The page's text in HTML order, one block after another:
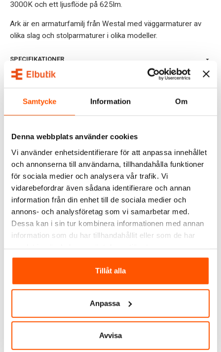
Samtycke Information Om
Denna webbplats använder cookies
Vi använder enhetsidentifierare för att anpassa innehållet
och annonserna till användarna, tillhandahålla funktioner
för sociala medier och analysera vår trafik. Vi
vidarebefordrar även sådana identifierare och annan
information från din enhet till de sociala medier och
annons- och analysföretag som vi samarbetar med.
Dessa kan i sin tur kombinera informationen med annan
information som du har tillhandahållit eller som de har
Tillåt alla
Anpassa
Avvisa
3000K och ett ljusflöde på 625lm.
Ark är en armaturfamilj från Westal med väggarmaturer av
olika slag och stolparmaturer i olika modeller.
SPECIFIKATIONER
OMDÖMEN
FRÅGOR & SVAR
ALTERNATIVA PRODUKTER
Westal Tratt Micro GU10
Westal
1 769,00 kr
Westal Tratt
Väggarmatur
Westal
1 729,00 kr